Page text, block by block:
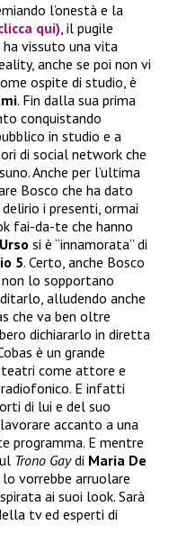
l’onestà e la
qui), il pugile
vissuto una vita
anche se poi non vi
ospite di studio, è
. Fin dalla sua prima
conquistando
in studio e a
di social network che
Anche per l’ultima
Bosco che ha dato
i presenti, ormai
fai-da-te che hanno
si è “innamorata” di
5. Certo, anche Bosco
lo sopportano
alludendo anche
che va ben oltre
dichiararlo in diretta
è un grande
teatri come attore e
E infatti
di lui e del suo
accanto a una
programma. E mentre
Trono Gaydi Maria De
vorrebbe arruolare
ai suoi look. Sarà
tv ed esperti di